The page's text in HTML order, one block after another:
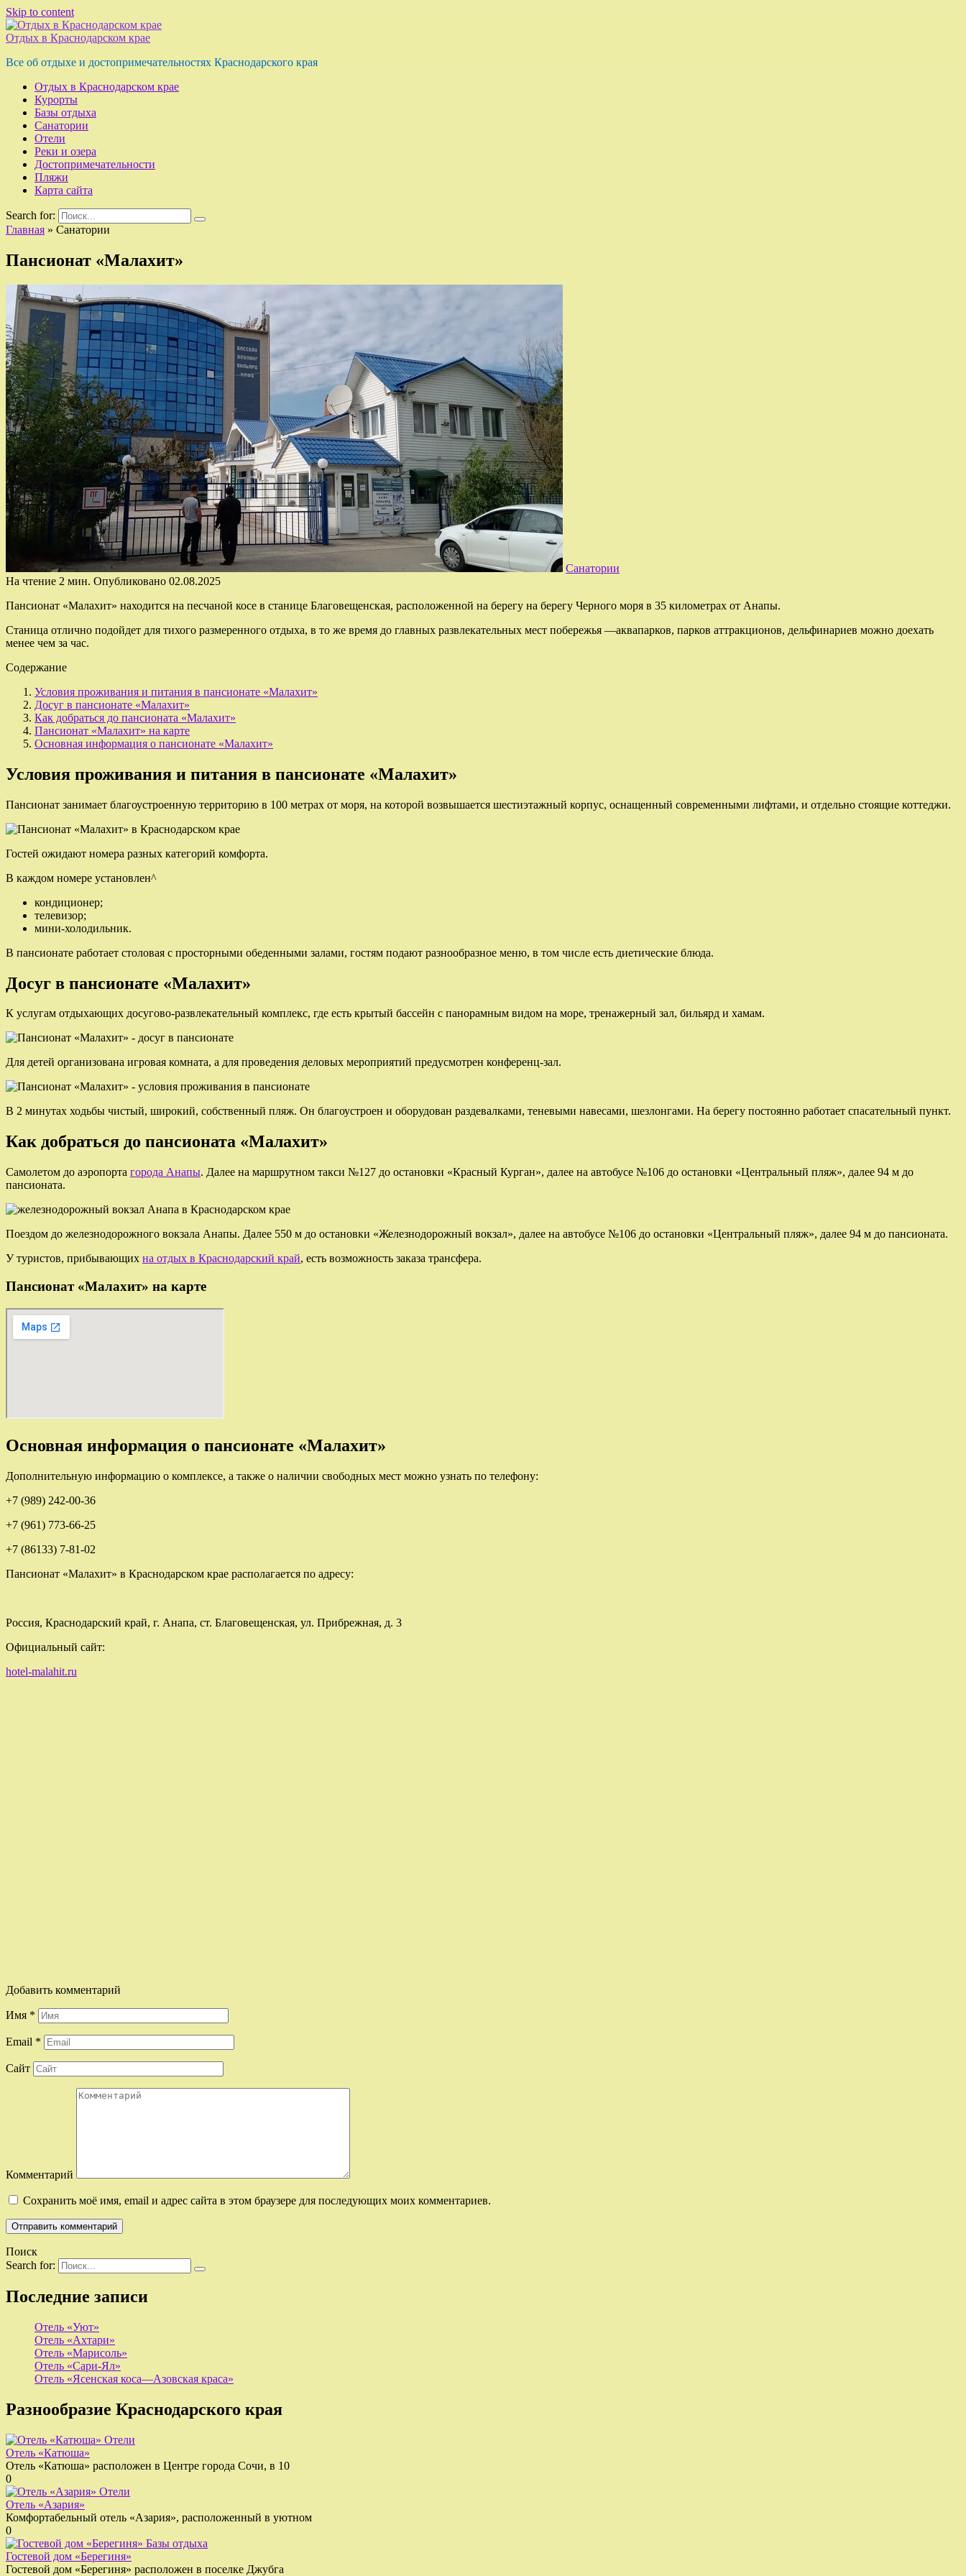
Skip to content
Отдых в Краснодарском крае
Все об отдыхе и достопримечательностях Краснодарского края
Отдых в Краснодарском крае
Курорты
Базы отдыха
Санатории
Отели
Реки и озера
Достопримечательности
Пляжи
Карта сайта
Search for:
Главная » Санатории
Пансионат «Малахит»
Санатории
На чтение 2 мин. Опубликовано 02.08.2025
Пансионат «Малахит» находится на песчаной косе в станице Благовещенская, расположенной на берегу на берегу Черного моря в 35 километрах от Анапы.
Станица отлично подойдет для тихого размеренного отдыха, в то же время до главных развлекательных мест побережья —аквапарков, парков аттракционов, дельфинариев можно доехать
менее чем за час.
Содержание
Условия проживания и питания в пансионате «Малахит»
Досуг в пансионате «Малахит»
Как добраться до пансионата «Малахит»
Пансионат «Малахит» на карте
Основная информация о пансионате «Малахит»
Условия проживания и питания в пансионате «Малахит»
Пансионат занимает благоустроенную территорию в 100 метрах от моря, на которой возвышается шестиэтажный корпус, оснащенный современными лифтами, и отдельно стоящие коттеджи.
Гостей ожидают номера разных категорий комфорта.
В каждом номере установлен^
кондиционер;
телевизор;
мини-холодильник.
В пансионате работает столовая с просторными обеденными залами, гостям подают разнообразное меню, в том числе есть диетические блюда.
Досуг в пансионате «Малахит»
К услугам отдыхающих досугово-развлекательный комплекс, где есть крытый бассейн с панорамным видом на море, тренажерный зал, бильярд и хамам.
Для детей организована игровая комната, а для проведения деловых мероприятий предусмотрен конференц-зал.
В 2 минутах ходьбы чистый, широкий, собственный пляж. Он благоустроен и оборудован раздевалками, теневыми навесами, шезлонгами. На берегу постоянно работает спасательный пункт.
Как добраться до пансионата «Малахит»
Самолетом до аэропорта города Анапы. Далее на маршрутном такси №127 до остановки «Красный Курган», далее на автобусе №106 до остановки «Центральный пляж», далее 94 м до
пансионата.
Поездом до железнодорожного вокзала Анапы. Далее 550 м до остановки «Железнодорожный вокзал», далее на автобусе №106 до остановки «Центральный пляж», далее 94 м до пансионата.
У туристов, прибывающих на отдых в Краснодарский край, есть возможность заказа трансфера.
Пансионат «Малахит» на карте
Основная информация о пансионате «Малахит»
Дополнительную информацию о комплексе, а также о наличии свободных мест можно узнать по телефону:
+7 (989) 242-00-36
+7 (961) 773-66-25
+7 (86133) 7-81-02
Пансионат «Малахит» в Краснодарском крае располагается по адресу:
Россия, Краснодарский край, г. Анапа, ст. Благовещенская, ул. Прибрежная, д. 3
Официальный сайт:
hotel-malahit.ru
Добавить комментарий
Имя *
Email *
Сайт
Комментарий
Сохранить моё имя, email и адрес сайта в этом браузере для последующих моих комментариев.
Поиск
Search for:
Последние записи
Отель «Уют»
Отель «Ахтари»
Отель «Марисоль»
Отель «Сари-Ял»
Отель «Ясенская коса—Азовская краса»
Разнообразие Краснодарского края
Отели
Отель «Катюша»
Отель «Катюша» расположен в Центре города Сочи, в 10
0
Отели
Отель «Азария»
Комфортабельный отель «Азария», расположенный в уютном
0
Базы отдыха
Гостевой дом «Берегиня»
Гостевой дом «Берегиня» расположен в поселке Джубга